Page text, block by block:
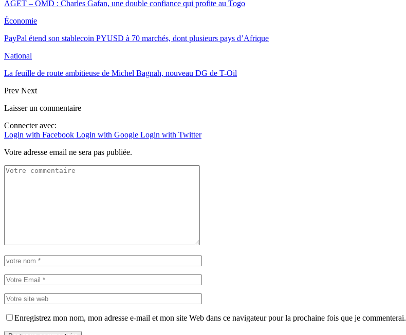
AGET – OMD : Charles Gafan, une double confiance qui profite au Togo
Économie
PayPal étend son stablecoin PYUSD à 70 marchés, dont plusieurs pays d’Afrique
National
La feuille de route ambitieuse de Michel Bagnah, nouveau DG de T-Oil
Prev Next
Laisser un commentaire
Connecter avec:
Login with Facebook Login with Google Login with Twitter
Votre adresse email ne sera pas publiée.
Enregistrez mon nom, mon adresse e-mail et mon site Web dans ce navigateur pour la prochaine fois que je commenterai.